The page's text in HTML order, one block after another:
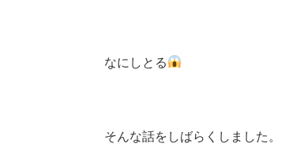
なにしとる
そんな話をしばらくしました。